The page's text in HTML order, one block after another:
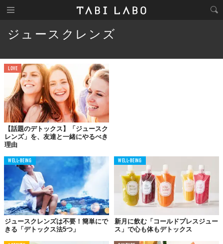
ジュースクレンズ
LOVE
【話題のデトックス】「ジュースク
レンズ」を、友達と一緒にやるべき
理由
WELL-BEING
ジュースクレンズは不要！簡単にで
きる「デトックス法5つ」
WELL-BEING
新月に飲む「コールドプレスジュー
ス」で心も体もデトックス